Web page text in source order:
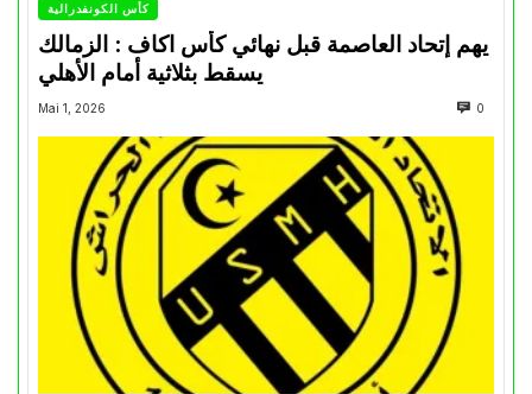
كأس الكونفدرالية
يهم إتحاد العاصمة قبل نهائي كأس اكاف : الزمالك
Mai 1, 2026 0